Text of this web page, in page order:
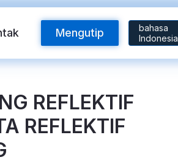
Mengutip
bahasa
Indonesia
REFLEKTIF
REFLEKTIF